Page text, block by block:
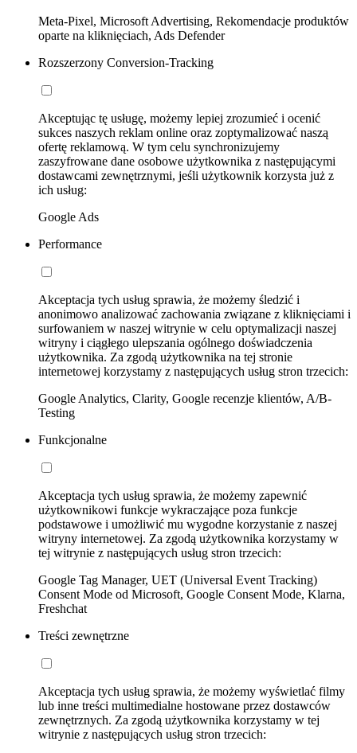
Meta-Pixel, Microsoft Advertising, Rekomendacje produktów
oparte na kliknięciach, Ads Defender
Rozszerzony Conversion-Tracking
Akceptując tę usługę, możemy lepiej zrozumieć i ocenić
sukces naszych reklam online oraz zoptymalizować naszą
ofertę reklamową. W tym celu synchronizujemy
zaszyfrowane dane osobowe użytkownika z następującymi
dostawcami zewnętrznymi, jeśli użytkownik korzysta już z
ich usług:
Google Ads
Performance
Akceptacja tych usług sprawia, że możemy śledzić i
anonimowo analizować zachowania związane z kliknięciami i
surfowaniem w naszej witrynie w celu optymalizacji naszej
witryny i ciągłego ulepszania ogólnego doświadczenia
użytkownika. Za zgodą użytkownika na tej stronie
internetowej korzystamy z następujących usług stron trzecich:
Google Analytics, Clarity, Google recenzje klientów, A/B-
Testing
Funkcjonalne
Akceptacja tych usług sprawia, że możemy zapewnić
użytkownikowi funkcje wykraczające poza funkcje
podstawowe i umożliwić mu wygodne korzystanie z naszej
witryny internetowej. Za zgodą użytkownika korzystamy w
tej witrynie z następujących usług stron trzecich:
Google Tag Manager, UET (Universal Event Tracking)
Consent Mode od Microsoft, Google Consent Mode, Klarna,
Freshchat
Treści zewnętrzne
Akceptacja tych usług sprawia, że możemy wyświetlać filmy
lub inne treści multimedialne hostowane przez dostawców
zewnętrznych. Za zgodą użytkownika korzystamy w tej
witrynie z następujących usług stron trzecich: